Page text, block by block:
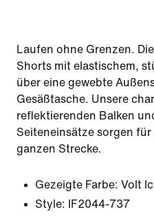
Laufen ohne Grenzen.
Shorts mit elastischem,
über eine gewebte
Gesäßtasche. Unsere
reflektierenden Balken
Seiteneinsätze sorgen
ganzen Strecke.
Gezeigte Farbe: Volt
Style:
IF2044-737